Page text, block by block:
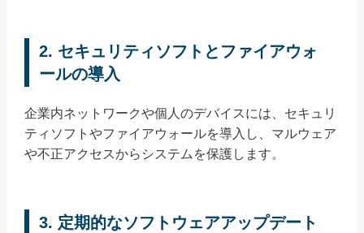
2. セキュリティソフトとファイアウォ
ールの導入
企業内ネットワークや個人のデバイスには、セキュリ
ティソフトやファイアウォールを導入し、マルウェア
や不正アクセスからシステムを保護します。
3. 定期的なソフトウェアアップデート